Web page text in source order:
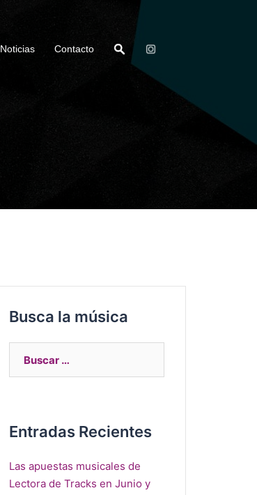
Noticias Contacto
Busca la música
Entradas Recientes
Las apuestas musicales de
Lectora de Tracks en Junio y